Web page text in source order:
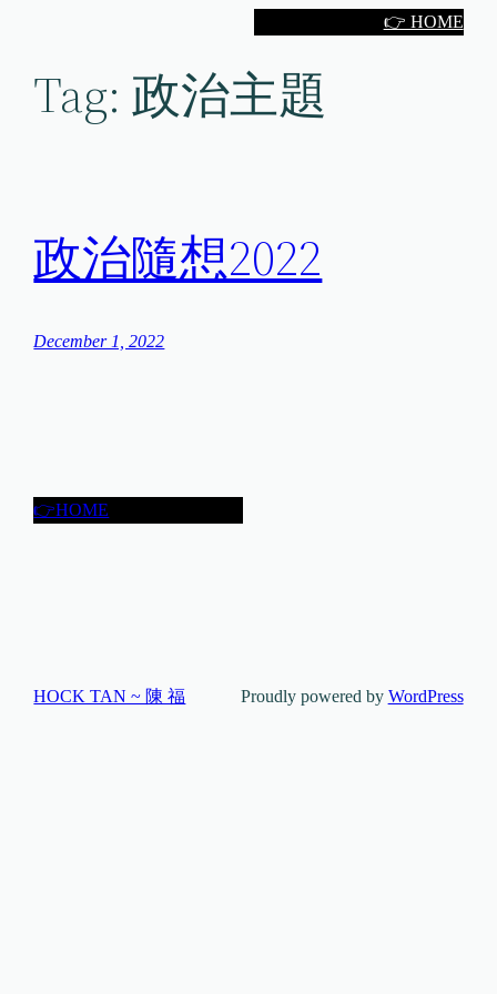
👉 HOME
Tag:政治主題
政治隨想2022
December 1, 2022
👉HOME
HOCK TAN ~ 陳 福 Proudly powered by WordPress